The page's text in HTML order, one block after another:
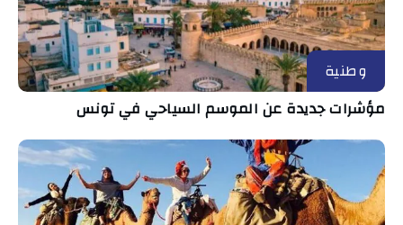
وطنية
مؤشرات جديدة عن الموسم السياحي في تونس